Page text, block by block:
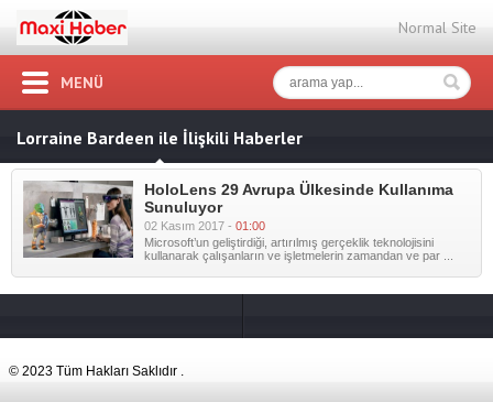
Normal Site
MENÜ
Lorraine Bardeen ile İlişkili Haberler
HoloLens 29 Avrupa Ülkesinde Kullanıma
Sunuluyor
02 Kasım 2017 - 01:00
Microsoft’un geliştirdiği, artırılmış gerçeklik teknolojisini
kullanarak çalışanların ve işletmelerin zamandan ve par ...
© 2023 Tüm Hakları Saklıdır .